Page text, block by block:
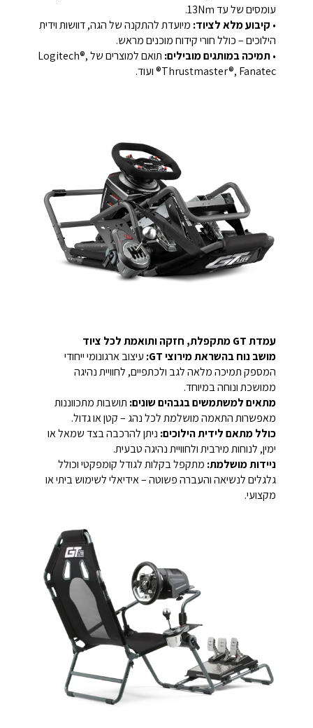
עומסים של עד 13Nm.
• קיבוע מלא לציוד: מיועדת להתקנה של הגה, דוושות וידית
הילוכים – כולל חורי קידוח מוכנים מראש.
•תמיכה במותגים מובילים:
תואם למוצרים של Logitech®,
Thrustmaster®, Fanatec® ועוד.
עמדת GT מתקפלת, חזקה ותואמת לכל ציוד
מושב נוח בהשראת מירוצי GT:
עיצוב ארגונומי ייחודי
המספק תמיכה מלאה לגב ולכתפיים, לחוויית נהיגה
ממושכת ונוחה במיוחד.
מתאים למשתמשים בגבהים שונים: תושבות מתכווננות
מאפשרות התאמה מושלמת לכל נהג – קטן או גדול.
כולל מתאם לידית הילוכים: ניתן להרכבה בצד שמאל או
ימין, לנוחות מירבית ולחוויית נהיגה טבעית.
ניידות מושלמת: מתקפל בקלות לגודל קומפקטי וכולל
גלגלים לנשיאה והעברה פשוטה – אידיאלי לשימוש ביתי או
מקצועי.